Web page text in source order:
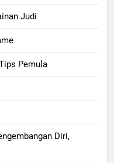
Judi
Pemula
Diri,